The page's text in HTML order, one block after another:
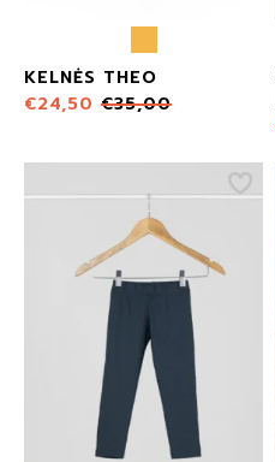
KELNĖS THEO
€24,50 €35,00